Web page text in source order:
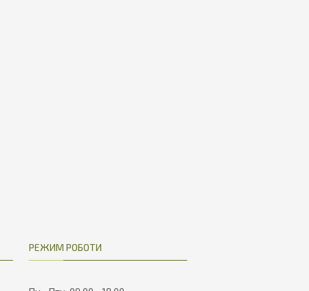
РЕЖИМ РОБОТИ